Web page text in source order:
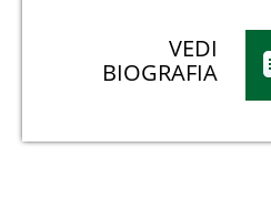
VEDI
BIOGRAFIA